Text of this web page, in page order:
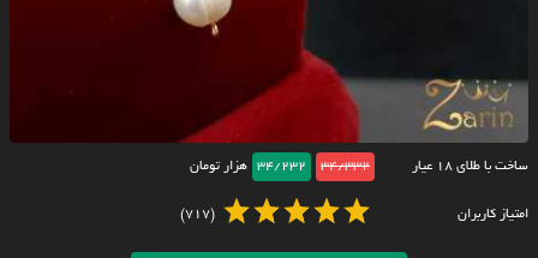
ساخت با طلای ۱۸ عیار 34/332
34/232 هزار تومان
امتیاز کاربران (717)